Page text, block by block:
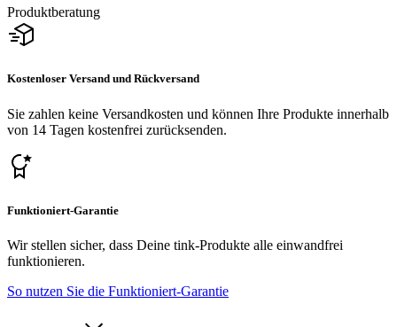
Produktberatung
Kostenloser Versand und Rückversand
Sie zahlen keine Versandkosten und können Ihre Produkte innerhalb
von 14 Tagen kostenfrei zurücksenden.
Funktioniert-Garantie
Wir stellen sicher, dass Deine tink-Produkte alle einwandfrei
funktionieren.
So nutzen Sie die Funktioniert-Garantie